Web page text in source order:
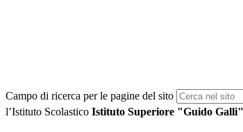
Campo di ricerca per le pagine del sito
l’Istituto Scolastico Istituto Superiore "Guido Galli"